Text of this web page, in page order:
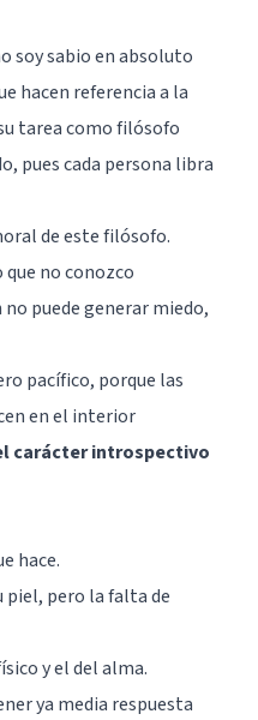
soy sabio en absoluto
hacen referencia a la
tarea como filósofo
pues cada persona libra
de este filósofo.
no conozco
puede generar miedo,
pacífico, porque las
en el interior
carácter introspectivo
hace.
piel, pero la falta de
y el del alma.
ya media respuesta